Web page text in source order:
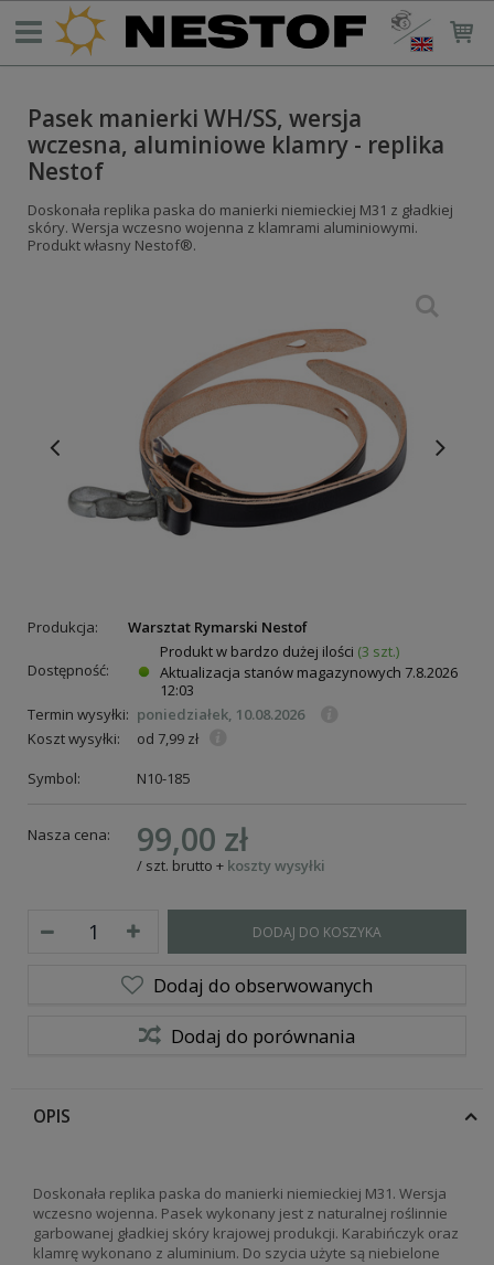
Pasek manierki WH/SS, wersja
wczesna, aluminiowe klamry - replika
Nestof
Doskonała replika paska do manierki niemieckiej M31 z gładkiej
skóry. Wersja wczesno wojenna z klamrami aluminiowymi.
Produkt własny Nestof®.
Produkcja: Warsztat Rymarski Nestof
Dostępność:
Produkt w bardzo dużej ilości (3 szt.)
Aktualizacja stanów magazynowych 7.8.2026
12:03
Termin wysyłki: poniedziałek, 10.08.2026
Koszt wysyłki:
od 7,99 zł
Symbol:
N10-185
Nasza cena: 99,00 zł
/ szt. brutto + koszty wysyłki
DODAJ DO KOSZYKA
Dodaj do obserwowanych
Dodaj do porównania
OPIS
Doskonała replika paska do manierki niemieckiej M31. Wersja
wczesno wojenna. Pasek wykonany jest z naturalnej roślinnie
garbowanej gładkiej skóry krajowej produkcji. Karabińczyk oraz
klamrę wykonano z aluminium. Do szycia użyte są niebielone